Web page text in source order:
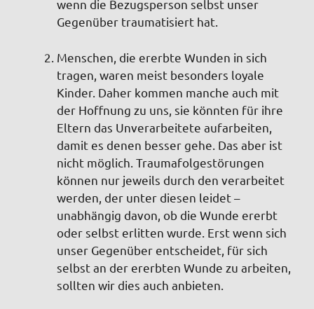
wenn die Bezugsperson selbst unser
Gegenüber traumatisiert hat.
Menschen, die ererbte Wunden in sich
tragen, waren meist besonders loyale
Kinder. Daher kommen manche auch mit
der Hoffnung zu uns, sie könnten für ihre
Eltern das Unverarbeitete aufarbeiten,
damit es denen besser gehe. Das aber ist
nicht möglich. Traumafolgestörungen
können nur jeweils durch den verarbeitet
werden, der unter diesen leidet –
unabhängig davon, ob die Wunde ererbt
oder selbst erlitten wurde. Erst wenn sich
unser Gegenüber entscheidet, für sich
selbst an der ererbten Wunde zu arbeiten,
sollten wir dies auch anbieten.